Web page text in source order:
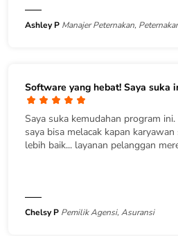
Ashley P Manajer Peternakan,
Software yang hebat! Saya suka
Saya suka kemudahan program
saya bisa melacak kapan
lebih baik... layanan pelanggan
Chelsy P Pemilik Agensi, Asuransi